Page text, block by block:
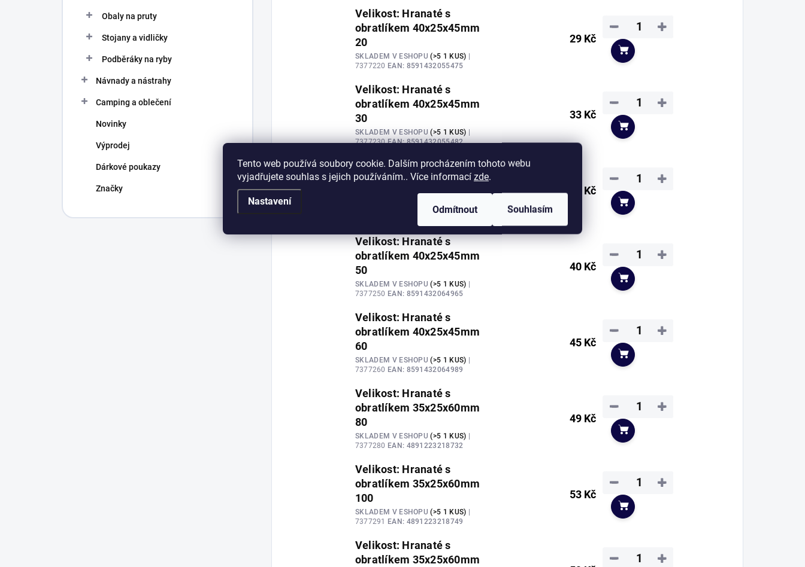
Tento web používá soubory cookie. Dalším procházením tohoto webu
vyjadřujete souhlas s jejich používáním.. Více informací zde.
Nastavení
Odmítnout Souhlasím
Obaly na pruty
Stojany a vidličky
Podběráky na ryby
Návnady a nástrahy
Camping a oblečení
Novinky
Výprodej
Dárkové poukazy
Značky
Velikost: Hranaté s
obratlíkem 40x25x45mm
20
SKLADEM V ESHOPU(>5 1 KUS)
7377220 EAN: 8591432055475
29 Kč
+
−
Do košíku
Velikost: Hranaté s
obratlíkem 40x25x45mm
30
SKLADEM V ESHOPU(>5 1 KUS)
7377230EAN: 8591432055482
33 Kč
+
−
Do košíku
Velikost: Hranaté s
obratlíkem 40x25x45mm
(>5 1 KUS)|
37 Kč
+
−
Do košíku
Velikost: Hranaté s
obratlíkem 40x25x45mm
50
SKLADEM V ESHOPU(>5 1 KUS)
7377250 EAN: 8591432064965
40 Kč
+
−
Do košíku
Velikost: Hranaté s
obratlíkem 40x25x45mm
60
SKLADEM V ESHOPU(>5 1 KUS)
7377260 EAN: 8591432064989
45 Kč
+
−
Do košíku
Velikost: Hranaté s
obratlíkem 35x25x60mm
80
SKLADEM V ESHOPU(>5 1 KUS)
7377280 EAN: 4891223218732
49 Kč
+
−
Do košíku
Velikost: Hranaté s
obratlíkem 35x25x60mm
100
SKLADEM V ESHOPU(>5 1 KUS)
7377291
EAN: 4891223218749
53 Kč
+
−
Do košíku
Velikost: Hranaté s
obratlíkem 35x25x60mm
+
−